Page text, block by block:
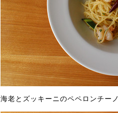
海老とズッキーニのペペロンチーノ